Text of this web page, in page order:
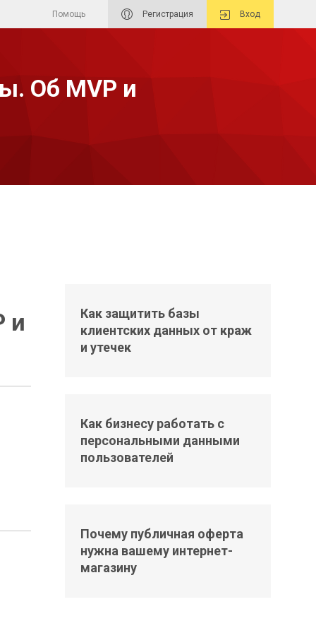
Помощь Регистрация Вход
Об MVP и
и
Как защитить базы
клиентских данных от краж
и утечек
Как бизнесу работать с
персональными данными
пользователей
Почему публичная оферта
нужна вашему интернет-
магазину